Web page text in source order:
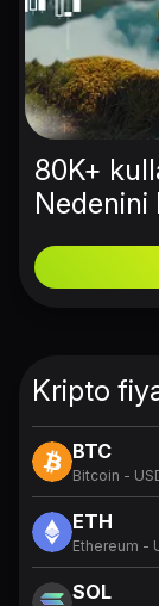
80K+
Nedenini
Kripto
BTC
Bitcoin -
ETH
Ethereum -
SOL